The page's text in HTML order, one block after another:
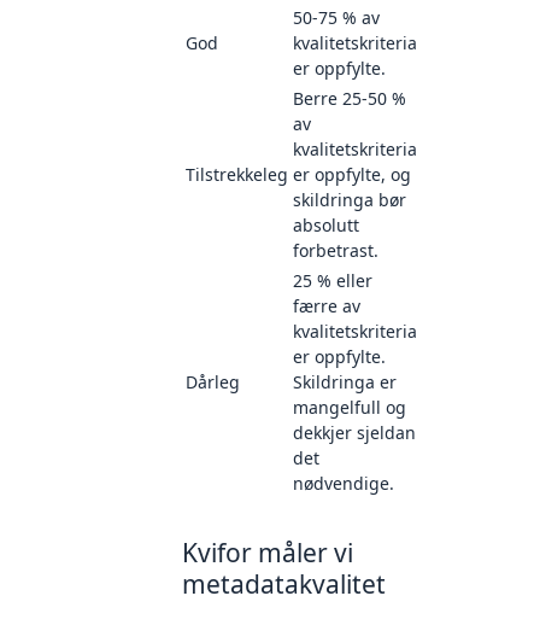
God
50-75 % av
kvalitetskriteria
er oppfylte.
Tilstrekkeleg
Berre 25-50 %
av
kvalitetskriteria
er oppfylte, og
skildringa bør
absolutt
forbetrast.
Dårleg
25 % eller
færre av
kvalitetskriteria
er oppfylte.
Skildringa er
mangelfull og
dekkjer sjeldan
det
nødvendige.
Kvifor måler vi
metadatakvalitet